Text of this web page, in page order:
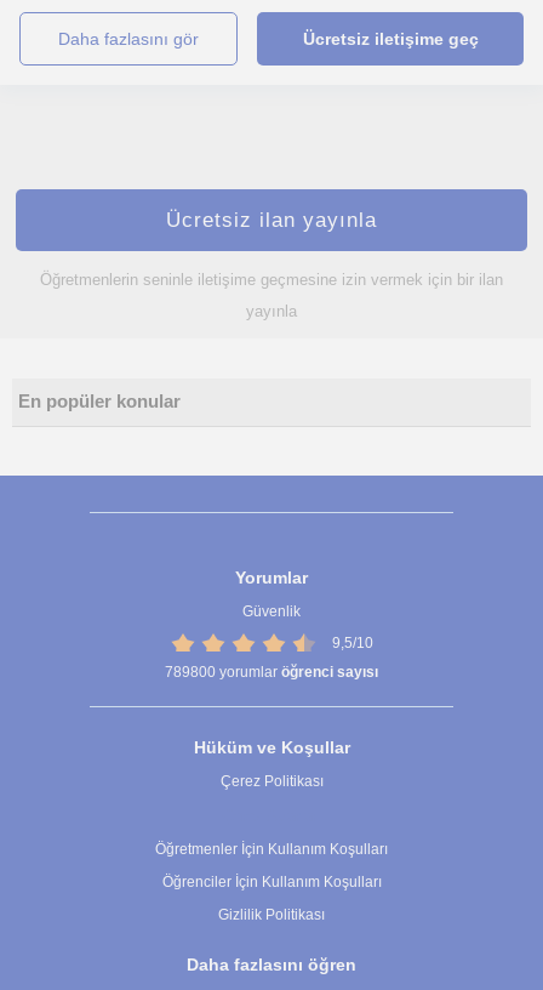
daha fazlasını gör Ücretsiz iletişime geç
Ücretsiz ilan yayınla
Öğretmenlerin seninle iletişime geçmesine izin vermek için bir ilan
yayınla
En popüler konular
Yorumlar
Güvenlik
9,5/10
789800 yorumlar öğrenci sayısı
Hüküm ve Koşullar
Çerez Politikası
Öğretmenler İçin Kullanım Koşulları
Öğrenciler İçin Kullanım Koşulları
Gizlilik Politikası
Daha fazlasını öğren